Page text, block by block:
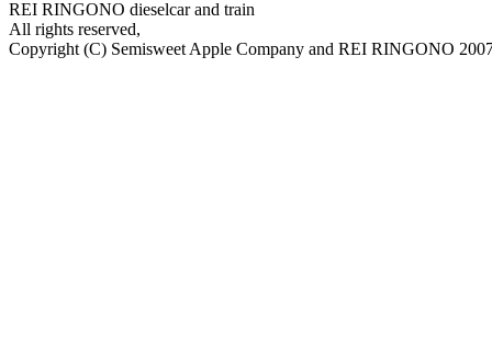
REI RINGONO dieselcar and train
All rights reserved,
Copyright (C) Semisweet Apple Company and REI RINGONO